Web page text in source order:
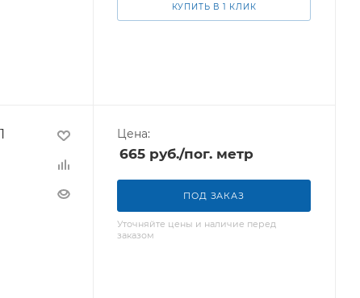
КУПИТЬ В 1 КЛИК
Цена:
665 руб./пог. метр
ПОД ЗАКАЗ
Уточняйте цены и наличие перед
заказом